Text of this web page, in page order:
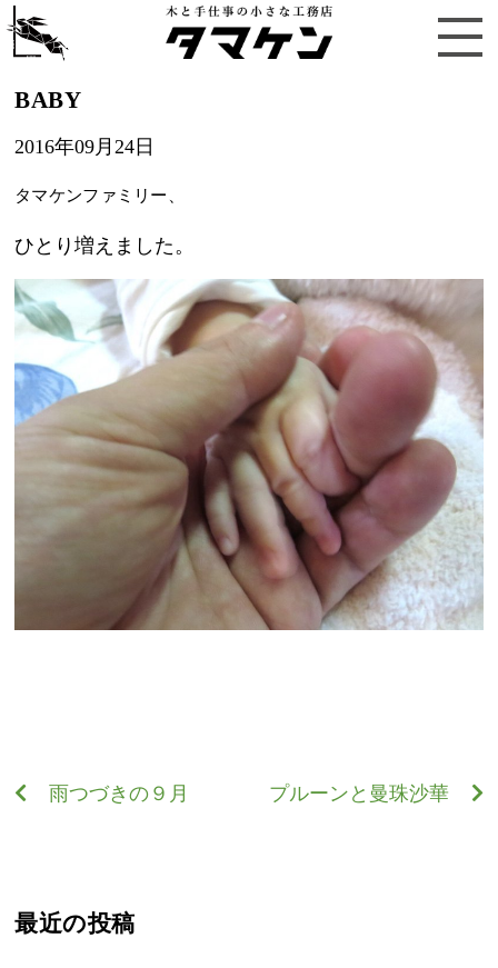
BABY
2016年09月24日
タマケンファミリー、
ひとり増えました。
雨つづきの９月 プルーンと曼珠沙華
最近の投稿